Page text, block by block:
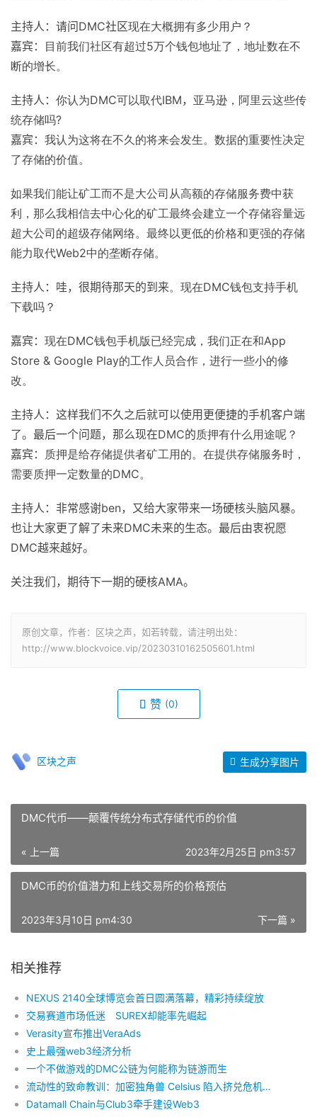
主持人：请问DMC社区现在大概拥有多少用户？
嘉宾： 目前我们社区有超过5万个钱包地址了，地址数在不
断的增长。
主持人： 你认为DMC可以取代IBM， 亚马逊，阿里云这些传
统存储吗?
嘉宾： 我认为这将在不久的将来会发生。数据的重要性决定
了存储的价值。
如果我们能让矿工而不是大公司从高额的存储服务费中获
利，那么我相信去中心化的矿工最终会建立一个存储容量远
超大公司的超级存储网络。最终以更低的价格和更强的存储
能力取代Web2中的垄断存储。
主持人：哇，很期待那天的到来。现在DMC钱包支持手机
下载吗？
嘉宾： 现在DMC钱包手机版已经完成，我们正在和App
Store & Google Play的工作人员合作，进行一些小的修
改。
主持人：这样我们不久之后就可以使用更便捷的手机客户端
了。最后一个问题，那么现在DMC的质押有什么用途呢？
嘉宾： 质押是给存储提供者矿工用的。在提供存储服务时，
需要质押一定数量的DMC。
主持人：非常感谢ben，又给大家带来一场硬核头脑风暴。
也让大家更了解了未来DMC未来的生态。最后由衷祝愿
DMC越来越好。
关注我们，期待下一期的硬核AMA。
原创文章，作者：区块之声，如若转载，请注明出处：
http://www.blockvoice.vip/20230310162505601.html
赞 (0)
区块之声 生成分享图片
DMC代币——颠覆传统分布式存储代币的价值
« 上一篇 2023年2月25日 pm3:57
DMC币的价值潜力和上线交易所的价格预估
下一篇 »
2023年3月10日 pm4:30
相关推荐
NEXUS 2140全球博览会首日圆满落幕，精彩持续绽放
交易赛道市场低迷 SUREX却能率先崛起
Verasity宣布推出VeraAds
史上最强web3经济分析
一个不做游戏的DMC公链为何能称为链游而生
流动性的致命教训：加密独角兽 Celsius 陷入挤兑危机始末
Datamall Chain与Club3牵手建设Web3